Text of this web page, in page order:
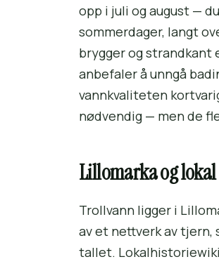
opp i juli og august —
sommerdager, langt
brygger og strandkant
anbefaler å unngå
vannkvaliteten
nødvendig — men de
Lillomarka og
Trollvann ligger i
av et nettverk av
tallet.